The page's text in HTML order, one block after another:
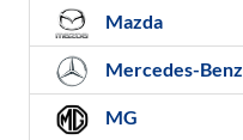
Mazda
Mercedes-Benz
MG